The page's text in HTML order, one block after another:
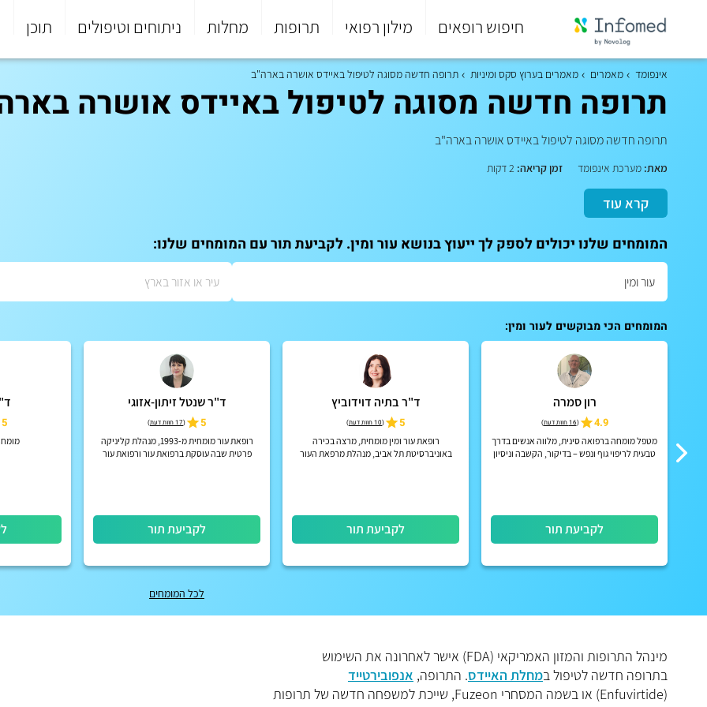
חיפוש רופאים מילון רפואי תרופות מחלות ניתוחים וטיפולים תוכן
סוף
התפריט
אינפומד מאמרים מאמרים בערוץ סקס ומיניות תרופה חדשה מסוגה לטיפול באיידס אושרה בארה"ב
תרופה חדשה מסוגה לטיפול באיידס אושרה
תרופה חדשה מסוגה לטיפול באיידס אושרה בארה"ב
מאת: מערכת אינפומד זמן קריאה:
קרא עוד
המומחים שלנו יכולים לספק לך ייעוץ בנושא עור ומין. לקביעת תור עם המומחים שלנו:
המומחים הכי מבוקשים לעור ומין:
רון סמרה
4.9
(16 חוות דעת )
מטפל מומחה ברפואה סינית, מלווה אנשים בדרך
טבעית לריפוי גוף ונפש – בדיקור, הקשבה וניסיון
לקביעת תור
ד"ר בתיה דוידוביץ
5
(10 חוות דעת )
רופאת עור ומין מומחית, מרצה בכירה
באוניברסיטת תל אביב, מנהלת מרפאת העור
לקביעת תור
ד"ר שנטל זיתון-אזוגי
5
(17 חוות דעת )
רופאת עור מומחית מ-1993, מנהלת קליניקה
פרטית שבה עוסקת ברפואת עור ורפואת עור
לקביעת תור
5
לכל המומחים
מינהל התרופות והמזון האמריקאי (FDA) אישר לאחרונה את השימוש
בתרופה חדשה לטיפול במחלת האיידס. התרופה, אנפובירטייד
(Enfuvirtide) או בשמה המסחרי Fuzeon, שייכת למשפחה חדשה של תרופות